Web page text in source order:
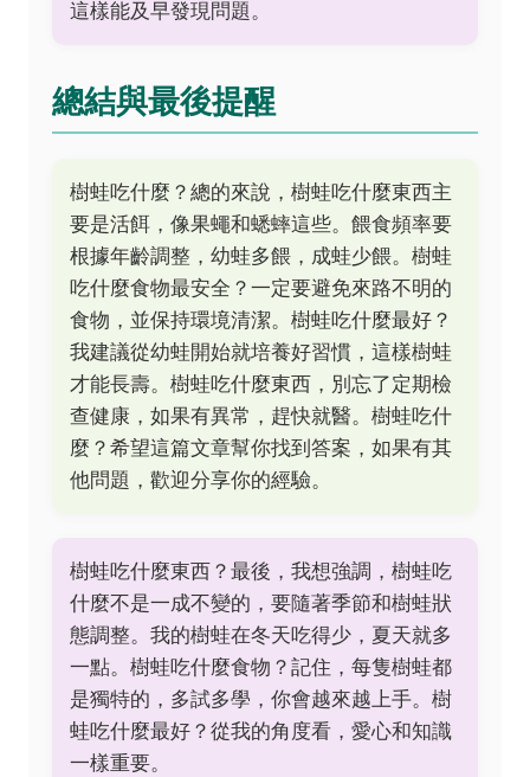
這樣能及早發現問題。
總結與最後提醒
樹蛙吃什麼？總的來說，樹蛙吃什麼東西主
要是活餌，像果蠅和蟋蟀這些。餵食頻率要
根據年齡調整，幼蛙多餵，成蛙少餵。樹蛙
吃什麼食物最安全？一定要避免來路不明的
食物，並保持環境清潔。樹蛙吃什麼最好？
我建議從幼蛙開始就培養好習慣，這樣樹蛙
才能長壽。樹蛙吃什麼東西，別忘了定期檢
查健康，如果有異常，趕快就醫。樹蛙吃什
麼？希望這篇文章幫你找到答案，如果有其
他問題，歡迎分享你的經驗。
樹蛙吃什麼東西？最後，我想強調，樹蛙吃
什麼不是一成不變的，要隨著季節和樹蛙狀
態調整。我的樹蛙在冬天吃得少，夏天就多
一點。樹蛙吃什麼食物？記住，每隻樹蛙都
是獨特的，多試多學，你會越來越上手。樹
蛙吃什麼最好？從我的角度看，愛心和知識
一樣重要。